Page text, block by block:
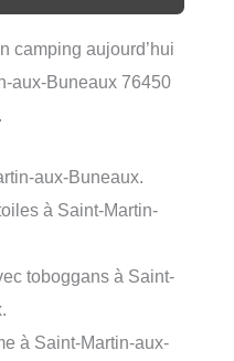
camping aujourd’hui
aux-Buneaux 76450
aux-Buneaux.
à Saint-Martin-
toboggans à Saint-
à Saint-Martin-aux-